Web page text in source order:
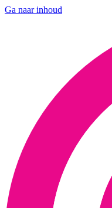
Ga naar inhoud